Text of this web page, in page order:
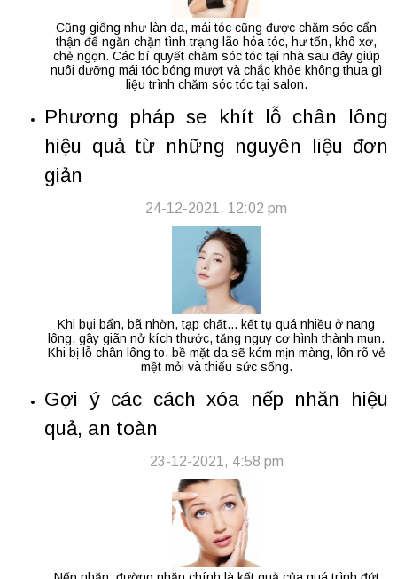
Cũng giống như làn da, mái tóc cũng được chăm sóc cẩn
thận để ngăn chặn tình trạng lão hóa tóc, hư tổn, khô xơ,
chẻ ngọn. Các bí quyết chăm sóc tóc tại nhà sau đây giúp
nuôi dưỡng mái tóc bóng mượt và chắc khỏe không thua gì
liệu trình chăm sóc tóc tại salon.
Phương pháp se khít lỗ chân lông
hiệu quả từ những nguyên liệu đơn
giản
24-12-2021, 12:02 pm
Khi bụi bẩn, bã nhờn, tạp chất... kết tụ quá nhiều ở nang
lông, gây giãn nở kích thước, tăng nguy cơ hình thành mụn.
Khi bị lỗ chân lông to, bề mặt da sẽ kém mịn màng, lôn rõ vẻ
mệt mỏi và thiếu sức sống.
Gợi ý các cách xóa nếp nhăn hiệu
quả, an toàn
23-12-2021, 4:58 pm